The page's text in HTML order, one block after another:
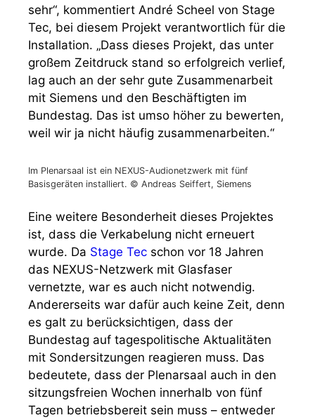
sehr“, kommentiert André Scheel von Stage
Tec, bei diesem Projekt verantwortlich für die
Installation. „Dass dieses Projekt, das unter
großem Zeitdruck stand so erfolgreich verlief,
lag auch an der sehr gute Zusammenarbeit
mit Siemens und den Beschäftigten im
Bundestag. Das ist umso höher zu bewerten,
weil wir ja nicht häufig zusammenarbeiten.“
Im Plenarsaal ist ein NEXUS-Audionetzwerk mit fünf
Basisgeräten installiert. © Andreas Seiffert, Siemens
Eine weitere Besonderheit dieses Projektes
ist, dass die Verkabelung nicht erneuert
wurde. Da Stage Tec schon vor 18 Jahren
das NEXUS-Netzwerk mit Glasfaser
vernetzte, war es auch nicht notwendig.
Andererseits war dafür auch keine Zeit, denn
es galt zu berücksichtigen, dass der
Bundestag auf tagespolitische Aktualitäten
mit Sondersitzungen reagieren muss. Das
bedeutete, dass der Plenarsaal auch in den
sitzungsfreien Wochen innerhalb von fünf
Tagen betriebsbereit sein muss – entweder